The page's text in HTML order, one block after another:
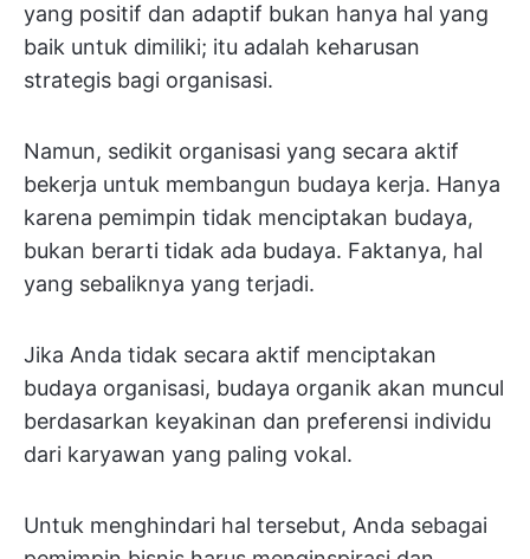
yang positif dan adaptif bukan hanya hal yang
baik untuk dimiliki; itu adalah keharusan
strategis bagi organisasi.
Namun, sedikit organisasi yang secara aktif
bekerja untuk membangun budaya kerja. Hanya
karena pemimpin tidak menciptakan budaya,
bukan berarti tidak ada budaya. Faktanya, hal
yang sebaliknya yang terjadi.
Jika Anda tidak secara aktif menciptakan
budaya organisasi, budaya organik akan muncul
berdasarkan keyakinan dan preferensi individu
dari karyawan yang paling vokal.
Untuk menghindari hal tersebut, Anda sebagai